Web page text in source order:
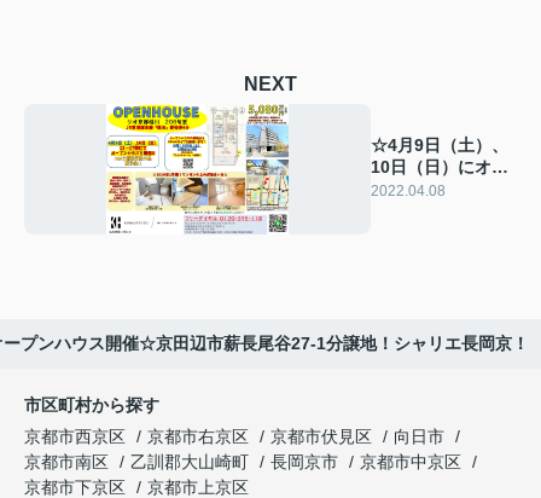
NEXT
☆4月9日（土）、
10日（日）にオー
プンハウスを開催
2022.04.08
プンハウス開催☆京田辺市薪長尾谷27-1分譲地！シャリエ長岡京！
市区町村から探す
京都市西京区
京都市右京区 京都市伏見区
向日市
京都市南区
乙訓郡大山崎町 長岡京市
京都市中京区
京都市下京区
京都市上京区